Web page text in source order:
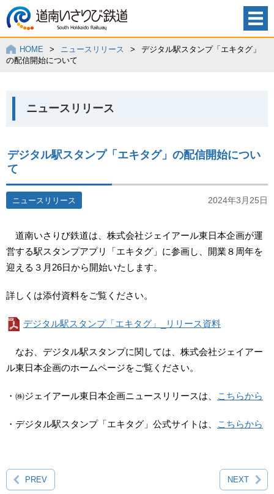
HOME > ニュースリリース >
デジタル駅スタンプ「エキタグ」
の配信開始について
ニュースリリース
デジタル駅スタンプ「エキタグ」の配信開始につい
て
2024年3月25日
ニュースリリース
道南いさりび鉄道は、株式会社ジェイアール東日本企画が運
営する駅スタンプアプリ「エキタグ」に参画し、開業８周年を
迎える３月26日から開始いたします。
詳しくは添付資料をご覧ください。
デジタル駅スタンプ「エキタグ」_リリース資料
なお、デジタル駅スタンプに関しては、株式会社ジェイアー
ル東日本企画のホームページをご覧ください。
・㈱ジェイアール東日本企画ニュースリリースは、 こちらから
・デジタル駅スタンプ「エキタグ」公式サイトは、 こちらから
PREV NEXT